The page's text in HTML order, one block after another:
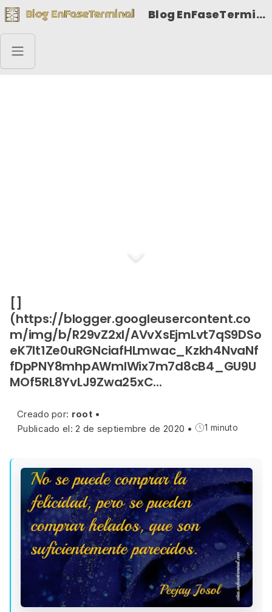
Blog EnFaseTerminal
[]
(https://blogger.googleusercontent.co
m/img/b/R29vZ2xl/AVvXsEjmLvt7qS9DSo
eK7lt1Ze0uRGNciafHLmwac_Kzkh4NvaNf
fDpPNY8mhpAWmlWix7m7d8cB4_GU9U
MOf5RL8YvLJ9Zwa25xC...
Creado por: root •
Publicado el: 2 de septiembre de 2020 • 1 minuto